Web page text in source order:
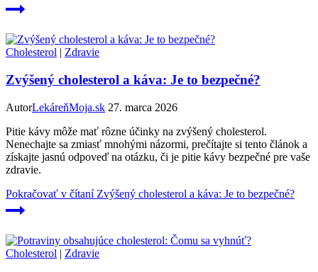
Cholesterol | Zdravie
Zvýšený cholesterol a káva: Je to bezpečné?
AutorLekáreňMoja.sk 27. marca 2026
Pitie kávy môže mať rôzne účinky na zvýšený cholesterol.
Nenechajte sa zmiasť mnohými názormi, prečítajte si tento článok a
získajte jasnú odpoveď na otázku, či je pitie kávy bezpečné pre vaše
zdravie.
Pokračovať v čítaníZvýšený cholesterol a káva: Je to bezpečné?
Cholesterol | Zdravie